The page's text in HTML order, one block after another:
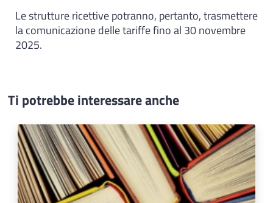
Le strutture ricettive potranno, pertanto, trasmettere
la comunicazione delle tariffe fino al 30 novembre
2025.
Ti potrebbe interessare anche